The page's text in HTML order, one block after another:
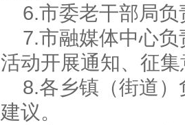
6.市委老干部局
7.市融媒体中心
活动开展通知、征
8.各乡镇（街道
建议。